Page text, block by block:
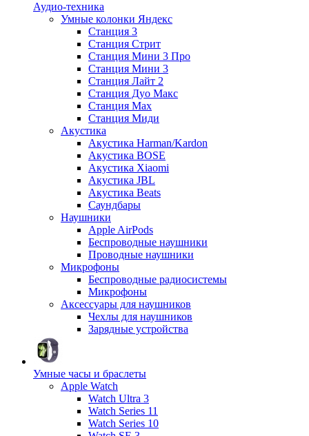
Аудио-техника
Умные колонки Яндекс
Станция 3
Станция Стрит
Станция Мини 3 Про
Станция Мини 3
Станция Лайт 2
Станция Дуо Макс
Станция Max
Станция Миди
Акустика
Акустика Harman/Kardon
Акустика BOSE
Акустика Xiaomi
Акустика JBL
Акустика Beats
Саундбары
Наушники
Apple AirPods
Беспроводные наушники
Проводные наушники
Микрофоны
Беспроводные радиосистемы
Микрофоны
Аксессуары для наушников
Чехлы для наушников
Зарядные устройства
Умные часы и браслеты
Apple Watch
Watch Ultra 3
Watch Series 11
Watch Series 10